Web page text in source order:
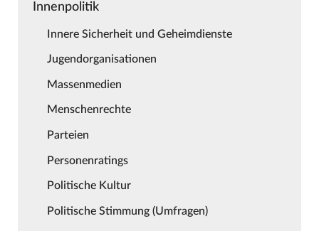
Innenpolitik
Innere Sicherheit und Geheimdienste
Jugendorganisationen
Massenmedien
Menschenrechte
Parteien
Personenratings
Politische Kultur
Politische Stimmung (Umfragen)